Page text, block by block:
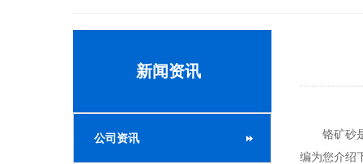
新闻资讯
公司资讯
铬矿砂是
编为您介绍